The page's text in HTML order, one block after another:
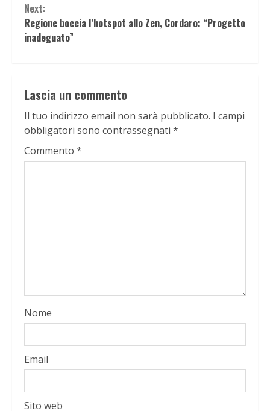
Next:
Regione boccia l’hotspot allo Zen, Cordaro: “Progetto
inadeguato”
Lascia un commento
Il tuo indirizzo email non sarà pubblicato. I campi
obbligatori sono contrassegnati *
Commento *
Nome
Email
Sito web